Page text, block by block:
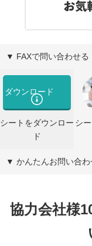
▼ FAXで問い合わせる
ダウンロード
シートをダウンロー
ド
シ
▼ かんたんお問い合わ
協力会社様